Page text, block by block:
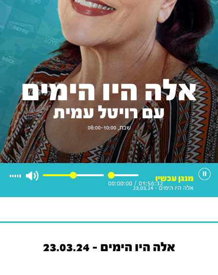
אלה היו הימים
עם רויטל עמית
שבת, 08:00-10:00
01:56:32
/
00:00:00
מנגן עכשיו
אלה היו הימים - 23.03.24
אלה היו הימים - 23.03.24